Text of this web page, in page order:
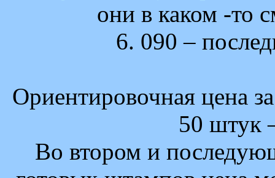
они в каком -
6. 090 –
Ориентировочная цена
50 штук
Во втором и